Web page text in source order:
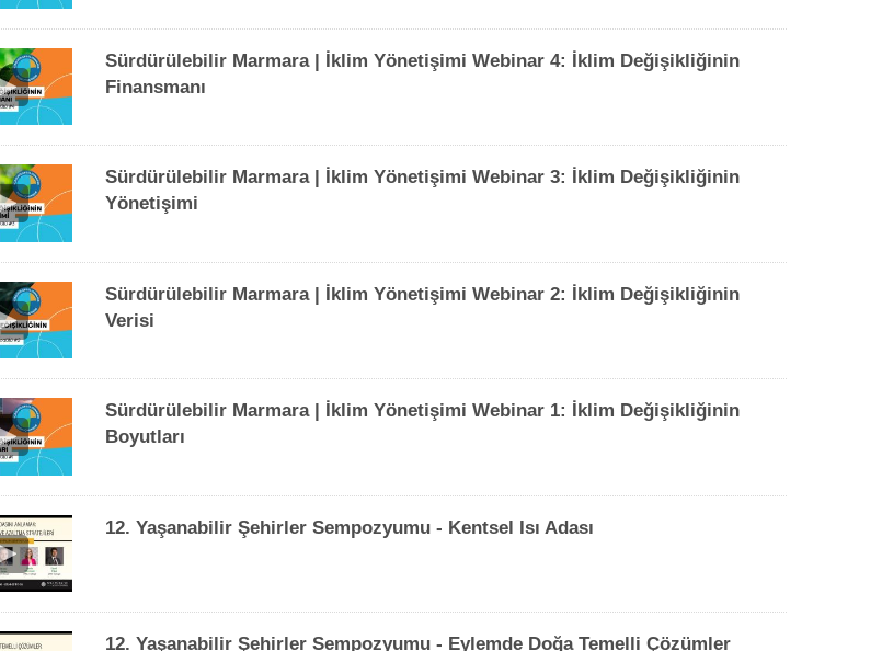
Sürdürülebilir Marmara | İklim Yönetişimi Webinar 4: İklim Değişikliğinin
Finansmanı
Sürdürülebilir Marmara | İklim Yönetişimi Webinar 3: İklim Değişikliğinin
Yönetişimi
Sürdürülebilir Marmara | İklim Yönetişimi Webinar 2: İklim Değişikliğinin
Verisi
Sürdürülebilir Marmara | İklim Yönetişimi Webinar 1: İklim Değişikliğinin
Boyutları
12. Yaşanabilir Şehirler Sempozyumu - Kentsel Isı Adası
12. Yaşanabilir Şehirler Sempozyumu - Eylemde Doğa Temelli Çözümler